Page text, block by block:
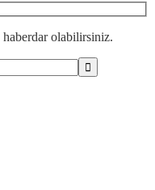
olabilirsiniz.